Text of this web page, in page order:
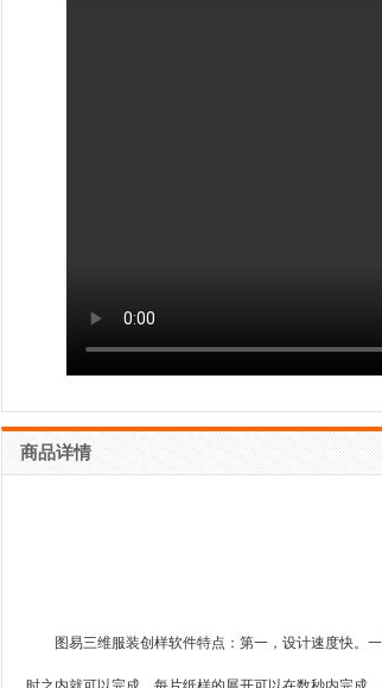
商品详情
图易三维服装创样软件特点：第一，设计速度快。一